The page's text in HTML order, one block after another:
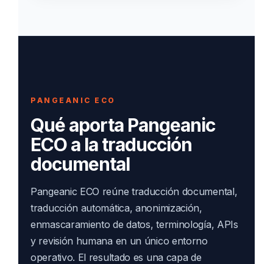
PANGEANIC ECO
Qué aporta Pangeanic
ECO a la traducción
documental
Pangeanic ECO reúne traducción documental,
traducción automática, anonimización,
enmascaramiento de datos, terminología, APIs
y revisión humana en un único entorno
operativo. El resultado es una capa de